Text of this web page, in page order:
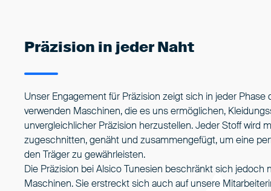
Präzision in jeder Naht
Unser Engagement für Präzision zeigt sich in jeder Phase
verwenden Maschinen, die es uns ermöglichen,
unvergleichlicher Präzision herzustellen. Jeder Stoff wird
zugeschnitten, genäht und zusammengefügt, um eine
den Träger zu gewährleisten.
Die Präzision bei Alsico Tunesien beschränkt sich jedoch
Maschinen. Sie erstreckt sich auch auf unsere